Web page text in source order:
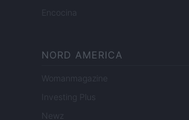
Encocina
NORD AMERICA
Womanmagazine
Investing Plus
Newz